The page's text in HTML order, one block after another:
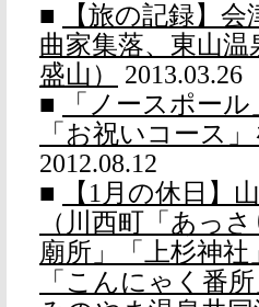
■
【旅の記録】
曲家集落、東山
盛山）
2013.03.26
■
「ノースポー
「お祝いコース
2012.08.12
■
【1月の休日】
（川西町「あっ
廟所」「上杉神
「こんにゃく番